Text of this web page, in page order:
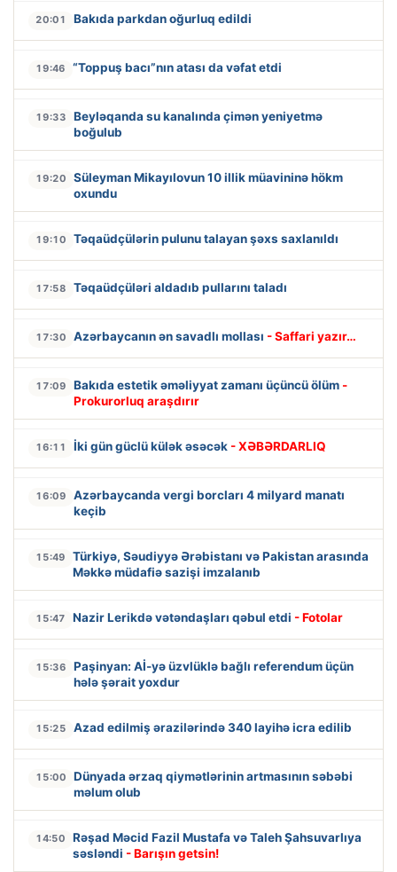
20:01 Bakıda parkdan oğurluq edildi
19:46 “Toppuş bacı”nın atası da vəfat etdi
19:33
Beyləqanda su kanalında çimən yeniyetmə
boğulub
19:20
Süleyman Mikayılovun 10 illik müavininə hökm
oxundu
19:10 Təqaüdçülərin pulunu talayan şəxs saxlanıldı
17:58 Təqaüdçüləri aldadıb pullarını taladı
17:30 Azərbaycanın ən savadlı mollası - Saffari yazır…
17:09 Bakıda estetik əməliyyat zamanı üçüncü ölüm -
Prokurorluq araşdırır
16:11 İki gün güclü külək əsəcək - XƏBƏRDARLIQ
16:09
Azərbaycanda vergi borcları 4 milyard manatı
keçib
15:49
Türkiyə, Səudiyyə Ərəbistanı və Pakistan arasında
Məkkə müdafiə sazişi imzalanıb
15:47 Nazir Lerikdə vətəndaşları qəbul etdi - Fotolar
15:36
Paşinyan: Aİ-yə üzvlüklə bağlı referendum üçün
hələ şərait yoxdur
15:25 Azad edilmiş ərazilərində 340 layihə icra edilib
15:00
Dünyada ərzaq qiymətlərinin artmasının səbəbi
məlum olub
14:50
Rəşad Məcid Fazil Mustafa və Taleh Şahsuvarlıya
səsləndi - Barışın getsin!